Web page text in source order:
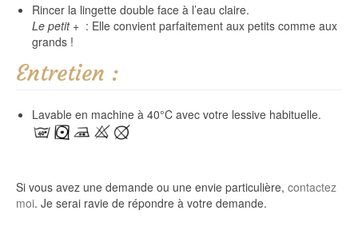
Rincer la lingette double face à l’eau claire.
Le petit + : Elle convient parfaitement aux petits comme aux
grands !
Entretien :
Lavable en machine à 40°C avec votre lessive habituelle.
Si vous avez une demande ou une envie particulière, contactez
moi. Je serai ravie de répondre à votre demande.